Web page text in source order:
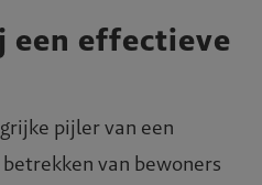
een effectieve
pijler van een
van bewoners